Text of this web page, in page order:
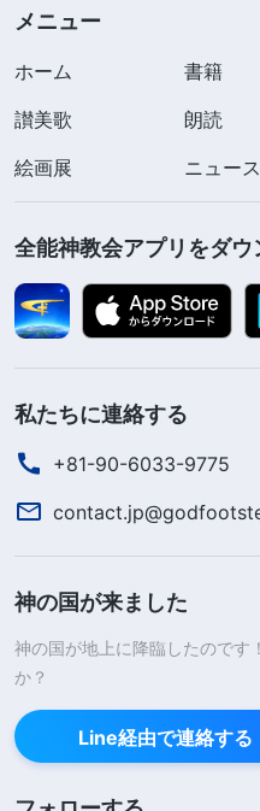
メニュー
ホーム 書籍
讃美歌
朗読
絵画展
ニュース
全能神教会アプリをダウ
私たちに連絡する
+81-90-6033-9775
神の国が来ました
神の国が地上に降臨したのです
か？
Line経由で連絡する